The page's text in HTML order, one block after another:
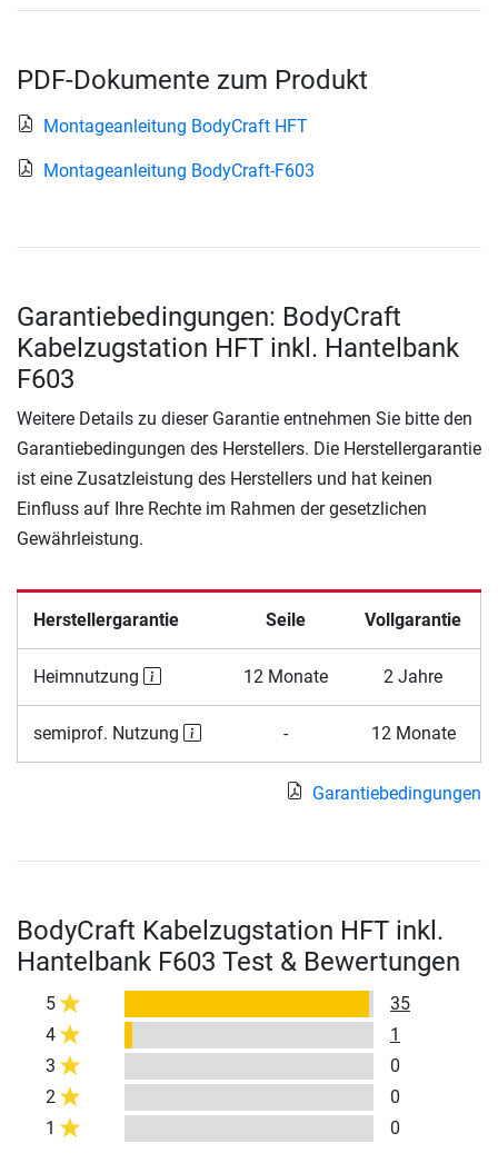
PDF-Dokumente zum Produkt
Montageanleitung BodyCraft HFT
Montageanleitung BodyCraft-F603
Garantiebedingungen: BodyCraft
Kabelzugstation HFT inkl. Hantelbank
F603
Weitere Details zu dieser Garantie entnehmen Sie bitte den
Garantiebedingungen des Herstellers. Die Herstellergarantie
ist eine Zusatzleistung des Herstellers und hat keinen
Einfluss auf Ihre Rechte im Rahmen der gesetzlichen
Gewährleistung.
Herstellergarantie Seile Vollgarantie
Heimnutzung 12 Monate 2 Jahre
semiprof. Nutzung - 12 Monate
Garantiebedingungen
BodyCraft Kabelzugstation HFT inkl.
Hantelbank F603 Test & Bewertungen
5
35
4
1
3
0
2
0
1
0